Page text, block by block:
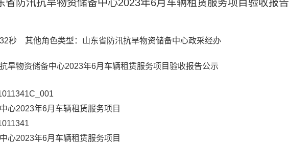
省防汛抗旱物资储备中心2023年6月车辆租赁服务项目验收报告
秒
其他角色类型：山东省防汛抗旱物资储备中心政采经办
旱物资储备中心2023年6月车辆租赁服务项目验收报告公示
心2023年6月车辆租赁服务项目
心2023年6月车辆租赁服务项目